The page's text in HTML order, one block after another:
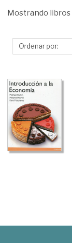
Powell,
Mostrando